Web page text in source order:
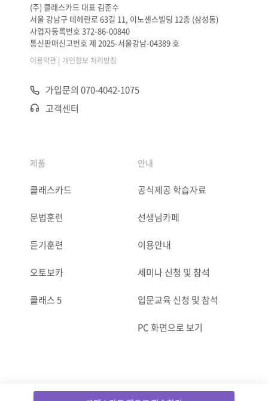
(주) 클래스카드 대표 김준수
서울 강남구 테헤란로 63길 11, 이노센스빌딩 12층 (삼성동)
사업자등록번호 372-86-00840
통신판매신고번호 제 2025-서울강남-04389 호
이용약관 | 개인정보 처리방침
가입문의 070-4042-1075
고객센터
제품
클래스카드
문법훈련
듣기훈련
오토보카
클래스 5
안내
공식제공 학습자료
선생님카페
이용안내
세미나 신청 및 참석
입문교육 신청 및 참석
PC 화면으로 보기
ⓒCLASSCARD. All Rights reserved.